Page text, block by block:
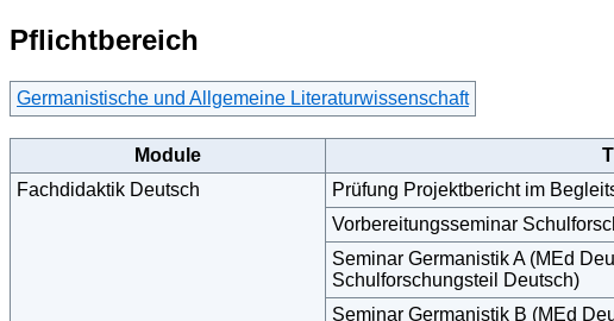
Pflichtbereich
Germanistische und Allgemeine Literaturwissenschaft
Module
Fachdidaktik Deutsch
Prüfung Projektbericht im
Vorbereitungsseminar
Seminar Germanistik A (MEd
Schulforschungsteil Deutsch)
Seminar Germanistik B (MEd